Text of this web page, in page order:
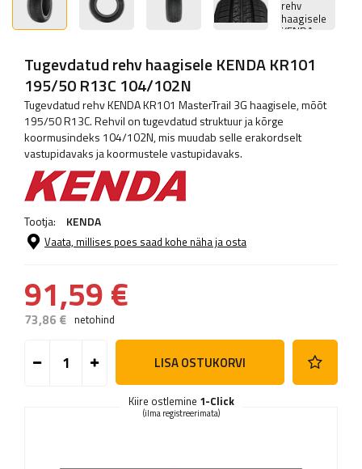
Tugevdatud rehv haagisele KENDA KR101
195/50 R13C 104/102N
Tugevdatud rehv KENDA KR101 MasterTrail 3G haagisele, mõõt
195/50 R13C. Rehvil on tugevdatud struktuur ja kõrge
koormusindeks 104/102N, mis muudab selle erakordselt
vastupidavaks ja koormustele vastupidavaks.
Tootja: KENDA
Vaata, millises poes saad kohe näha ja osta
91,59 €
73,86 € netohind
LISA OSTUKORVI
Kiire ostlemine 1-Click
(ilma registreerimata)